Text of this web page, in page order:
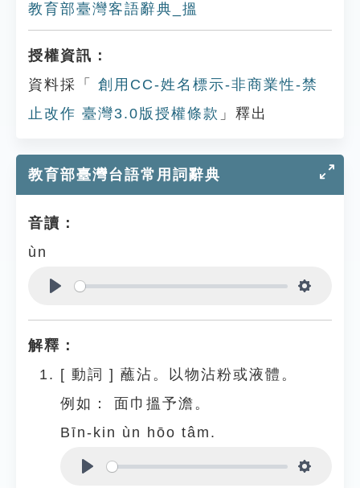
教育部臺灣客語辭典_搵
授權資訊：
資料採「
創用CC-姓名標示-非商業性-禁
止改作 臺灣3.0版授權條款 」釋出
教育部臺灣台語常用詞辭典
音讀：
ùn
解釋：
[ 動詞 ] 蘸沾。以物沾粉或液體。
例如：
面巾搵予澹。
Bīn-kin ùn hōo tâm.